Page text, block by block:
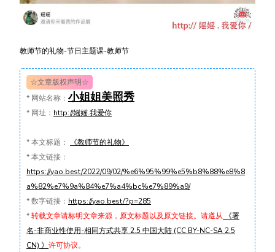
教师节的礼物-节日主题课-教师节
☆文章版权声明☆
* 网站名称： 小姐姐美照秀
* 网址： http://媱媱.我爱你
*本文标题：
《教师节的礼物》
*本文链接：
https://yao.best/2022/09/02/%e6%95%99%e5%b8%88%e8%8
a%82%e7%9a%84%e7%a4%bc%e7%89%a9/
*数字链接： https://yao.best/?p=285
*转载文章请标明文章来源，原文标题以及原文链接。请遵从 《署
名-非商业性使用-相同方式共享 2.5 中国大陆 (CC BY-NC-SA 2.5
CN) 》 许可协议。